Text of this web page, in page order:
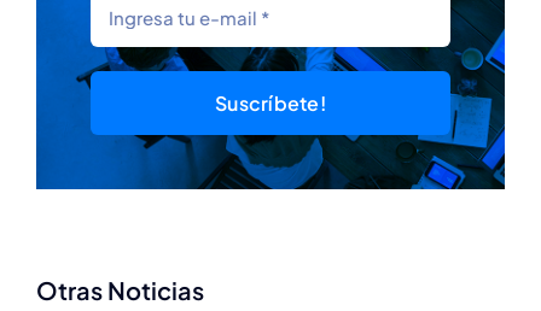
Suscríbete!
Otras Noticias